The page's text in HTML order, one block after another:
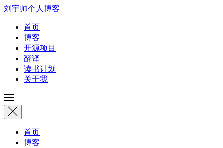
刘宇帅个人博客
首页
博客
开源项目
翻译
读书计划
关于我
首页
博客